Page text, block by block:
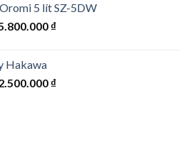
6.800.000 ₫.5.900.000 ₫.
5 lít SZ-5DW
₫.
₫Current
Hakawa
₫Current